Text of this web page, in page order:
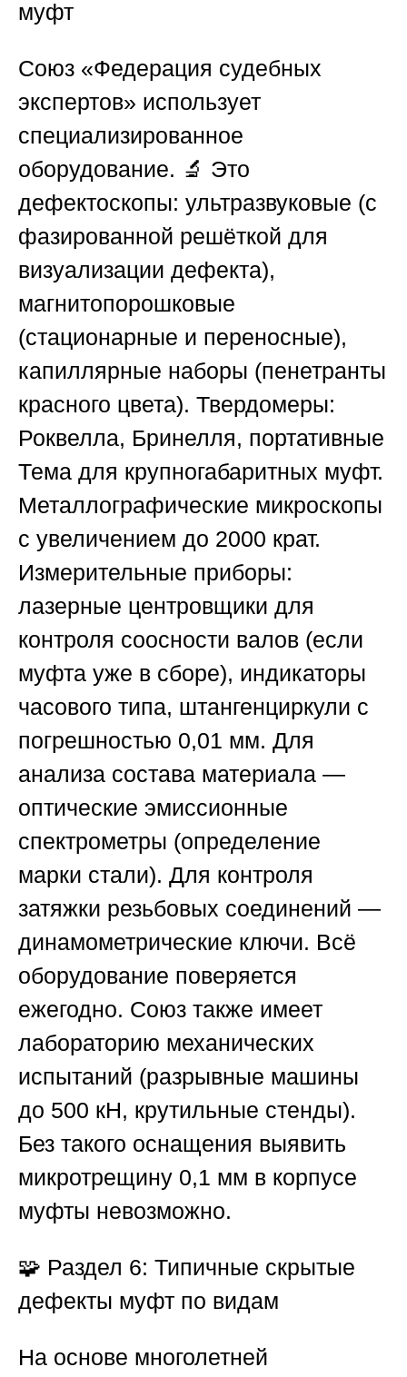
муфт
Союз «Федерация судебных
экспертов» использует
специализированное
оборудование. 🔬 Это
дефектоскопы: ультразвуковые (с
фазированной решёткой для
визуализации дефекта),
магнитопорошковые
(стационарные и переносные),
капиллярные наборы (пенетранты
красного цвета). Твердомеры:
Роквелла, Бринелля, портативные
Тема для крупногабаритных муфт.
Металлографические микроскопы
с увеличением до 2000 крат.
Измерительные приборы:
лазерные центровщики для
контроля соосности валов (если
муфта уже в сборе), индикаторы
часового типа, штангенциркули с
погрешностью 0,01 мм. Для
анализа состава материала —
оптические эмиссионные
спектрометры (определение
марки стали). Для контроля
затяжки резьбовых соединений —
динамометрические ключи. Всё
оборудование поверяется
ежегодно. Союз также имеет
лабораторию механических
испытаний (разрывные машины
до 500 кН, крутильные стенды).
Без такого оснащения выявить
микротрещину 0,1 мм в корпусе
муфты невозможно.
🧩 Раздел 6: Типичные скрытые
дефекты муфт по видам
На основе многолетней